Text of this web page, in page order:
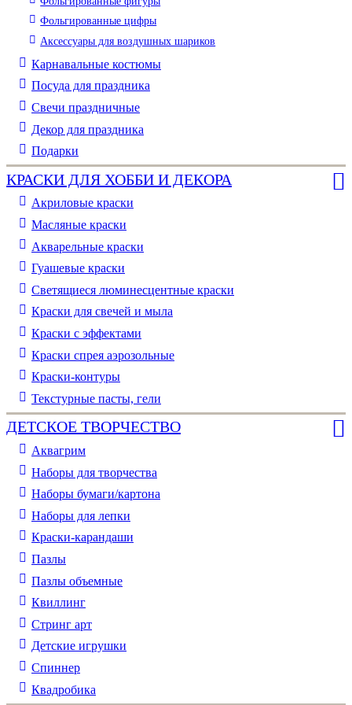
Фольгированные цифры
Аксессуары для воздушных шариков
Карнавальные костюмы
Посуда для праздника
Свечи праздничные
Декор для праздника
Подарки
КРАСКИ ДЛЯ ХОББИ И ДЕКОРА
Акриловые краски
Масляные краски
Акварельные краски
Гуашевые краски
Светящиеся люминесцентные краски
Краски для свечей и мыла
Краски с эффектами
Краски спрея аэрозольные
Краски-контуры
Текстурные пасты, гели
ДЕТСКОЕ ТВОРЧЕСТВО
Аквагрим
Наборы для творчества
Наборы бумаги/картона
Наборы для лепки
Краски-карандаши
Пазлы
Пазлы объемные
Квиллинг
Стринг арт
Детские игрушки
Спиннер
Квадробика